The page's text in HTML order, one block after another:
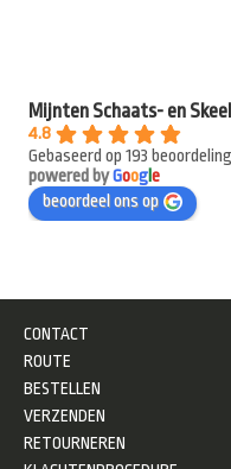
Mijnten Schaats- en
4.8
Gebaseerd op 193
powered byGooge
beoordeel ons op
CONTACT
ROUTE
BESTELLEN
VERZENDEN
RETOURNEREN